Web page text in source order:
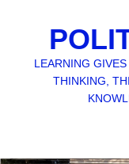
LEARNING
THINKING,